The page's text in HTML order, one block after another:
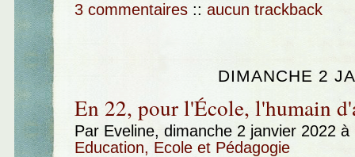
3 commentaires :: aucun trackback
DIMANCHE 2
En 22, pour l'École, l'humain
Par Eveline, dimanche 2 janvier 2022
Education, Ecole et Pédagogie